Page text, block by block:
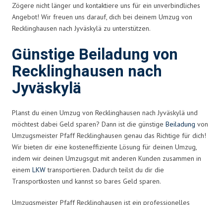
Zögere nicht länger und kontaktiere uns für ein unverbindliches
Angebot! Wir freuen uns darauf, dich bei deinem Umzug von
Recklinghausen nach Jyväskylä zu unterstützen.
Günstige Beiladung von
Recklinghausen nach
Jyväskylä
Planst du einen Umzug von Recklinghausen nach Jyväskylä und
möchtest dabei Geld sparen? Dann ist die günstige Beiladung von
Umzugsmeister Pfaff Recklinghausen genau das Richtige für dich!
Wir bieten dir eine kosteneffiziente Lösung für deinen Umzug,
indem wir deinen Umzugsgut mit anderen Kunden zusammen in
einem LKWtransportieren. Dadurch teilst du dir die
Transportkosten und kannst so bares Geld sparen.
Umzugsmeister Pfaff Recklinghausen ist ein professionelles